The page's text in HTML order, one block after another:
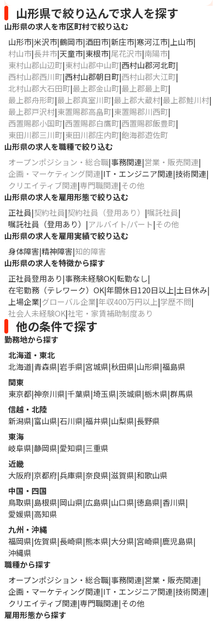
山形県で絞り込んで求人を探す
山形県の求人を市区町村で絞り込む
山形市 米沢市 鶴岡市 酒田市 新庄市 寒河江市 上山市
村山市 長井市 天童市 東根市 尾花沢市 南陽市
東村山郡山辺町 東村山郡中山町 西村山郡河北町
西村山郡西川町 西村山郡朝日町 西村山郡大江町
北村山郡大石田町 最上郡金山町 最上郡最上町
最上郡舟形町 最上郡真室川町 最上郡大蔵村 最上郡鮭川村
最上郡戸沢村 東置賜郡高畠町 東置賜郡川西町
西置賜郡小国町 西置賜郡白鷹町 西置賜郡飯豊町
東田川郡三川町 東田川郡庄内町 飽海郡遊佐町
山形県の求人を職種で絞り込む
オープンポジション・総合職 事務関連 営業・販売関連
企画・マーケティング関連 IT・エンジニア関連 技術関連
クリエイティブ関連 専門職関連 その他
山形県の求人を雇用形態で絞り込む
正社員 契約社員 契約社員（登用あり）
嘱託社員
嘱託社員（登用あり）
アルバイト/パート その他
山形県の求人を雇用実績で絞り込む
身体障害 精神障害 知的障害
山形県の求人を特徴から探す
正社員登用あり 事務未経験OK 転勤なし
在宅勤務（テレワーク）OK 年間休日120日以上 土日休み
上場企業 グローバル企業 年収400万円以上 学歴不問
社会人未経験OK 社宅・家賃補助制度あり
他の条件で探す
勤務地から探す
北海道・東北
北海道 青森県 岩手県 宮城県 秋田県 山形県 福島県
関東
東京都 神奈川県 千葉県 埼玉県 茨城県 栃木県 群馬県
信越・北陸
新潟県 富山県 石川県 福井県 山梨県 長野県
東海
岐阜県 静岡県 愛知県 三重県
近畿
大阪府 京都府 兵庫県 奈良県 滋賀県 和歌山県
中国・四国
鳥取県 島根県 岡山県 広島県 山口県 徳島県 香川県
愛媛県 高知県
九州・沖縄
福岡県 佐賀県 長崎県 熊本県 大分県 宮崎県 鹿児島県
沖縄県
職種から探す
オープンポジション・総合職 事務関連 営業・販売関連
企画・マーケティング関連 IT・エンジニア関連 技術関連
クリエイティブ関連 専門職関連 その他
雇用形態から探す